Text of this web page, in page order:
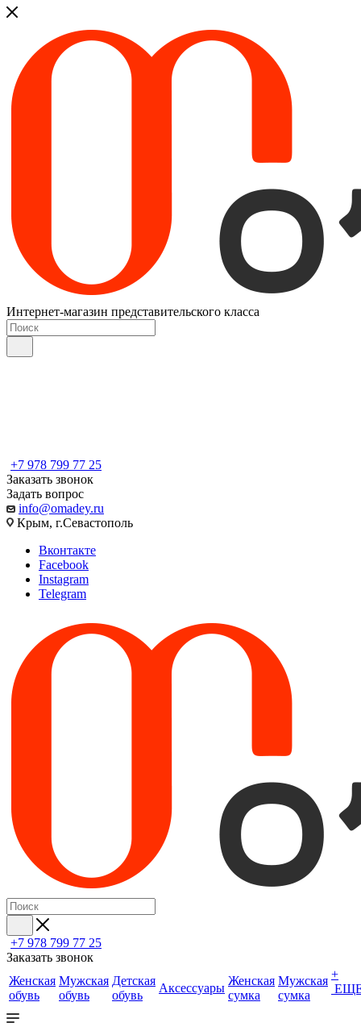
Интернет-магазин представительского класса
+7 978 799 77 25
Заказать звонок
Задать вопрос
info@omadey.ru
Крым, г.Севастополь
Вконтакте
Facebook
Instagram
Telegram
+7 978 799 77 25
Заказать звонок
Женская
обувь
Мужская
обувь
Детская
обувь
Аксессуары
Женская
сумка
Мужская
сумка
+